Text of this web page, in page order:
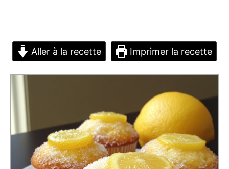
Aller à la recette Imprimer la recette